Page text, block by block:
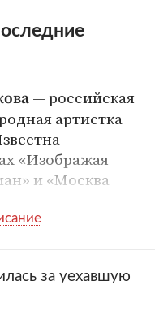
— российская
артистка
«Изображая
и «Москва
за уехавшую